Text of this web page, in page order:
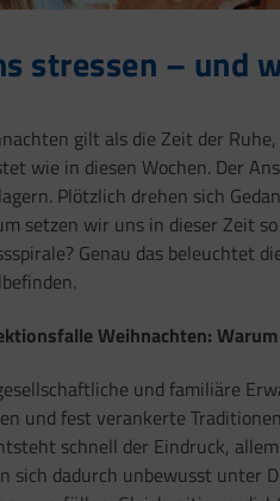
stressen – und
gilt als die Zeit der
wie in diesen Wochen. Der
Plötzlich drehen sich
setzen wir uns in dieser Zeit
Genau das beleuchtet
Weihnachten:
und familiäre
und fest verankerte
schnell der Eindruck,
dadurch unbewusst